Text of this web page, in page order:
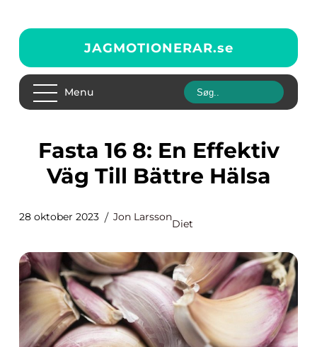
JAGMOTIONERAR.se
Menu
Fasta 16 8: En Effektiv
Väg Till Bättre Hälsa
28 oktober 2023 Jon Larsson
Diet